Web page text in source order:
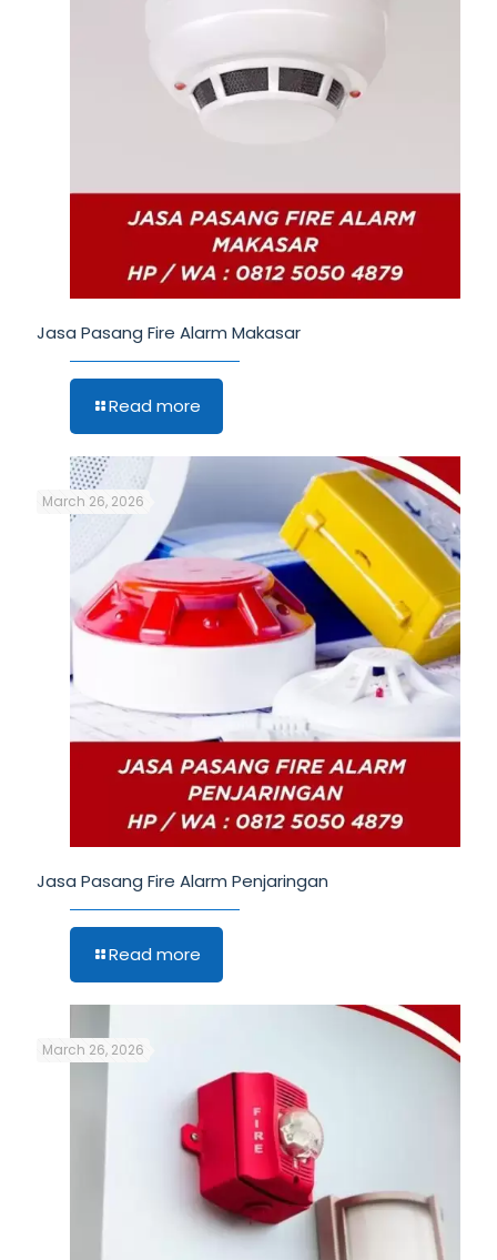
Jasa Pasang Fire Alarm Makasar
Read more
March 26, 2026
Jasa Pasang Fire Alarm Penjaringan
Read more
March 26, 2026